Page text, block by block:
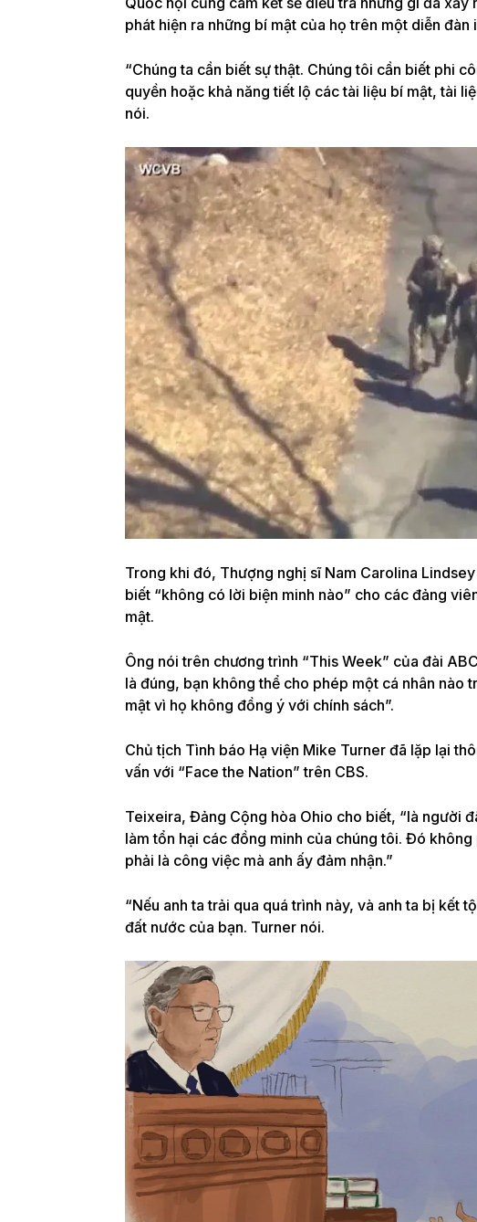
phát hiện ra những bí mật của họ trên một diễn
“Chúng ta cần biết sự thật. Chúng tôi cần biết phi
quyền hoặc khả năng tiết lộ các tài liệu bí mật, tài
nói.
Trong khi đó, Thượng nghị sĩ Nam Carolina
biết “không có lời biện minh nào” cho các đảng
mật.
Ông nói trên chương trình “This Week” của đài
là đúng, bạn không thể cho phép một cá nhân
mật vì họ không đồng ý với chính sách”.
Chủ tịch Tình báo Hạ viện Mike Turner đã lặp lại
vấn với “Face the Nation” trên CBS.
Teixeira, Đảng Cộng hòa Ohio cho biết, “là người
làm tổn hại các đồng minh của chúng tôi. Đó
phải là công việc mà anh ấy đảm nhận.”
“Nếu anh ta trải qua quá trình này, và anh ta bị kết
đất nước của bạn. Turner nói.